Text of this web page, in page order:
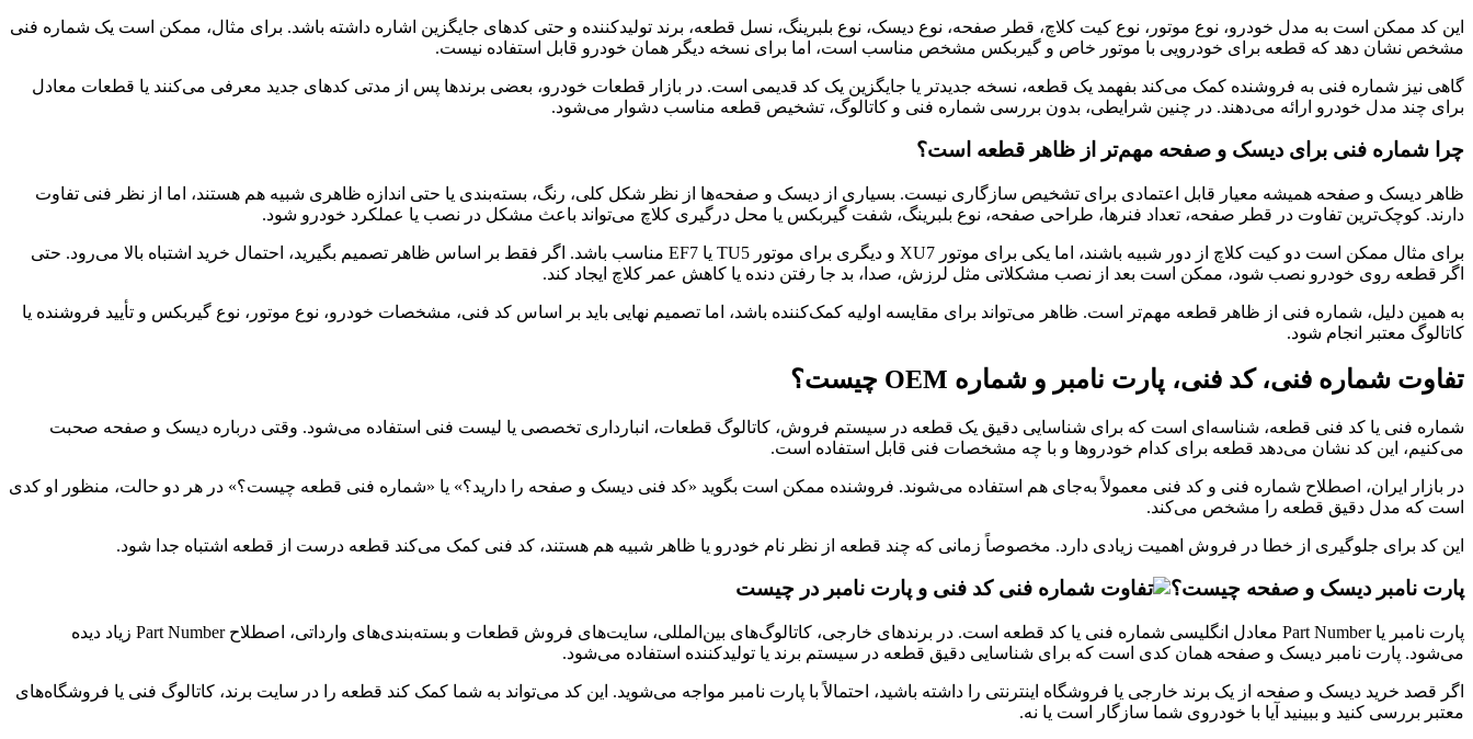
این کد ممکن است به مدل خودرو، نوع موتور، نوع کیت کلاچ، قطر صفحه، نوع دیسک، نوع بلبرینگ، نسل قطعه، برند تولیدکننده و حتی کدهای جایگزین اشاره داشته باشد. برای مثال، ممکن است یک شماره فنی
مشخص نشان دهد که قطعه برای خودرویی با موتور خاص و گیربکس مشخص مناسب است، اما برای نسخه دیگر همان خودرو قابل استفاده نیست.
گاهی نیز شماره فنی به فروشنده کمک می‌کند بفهمد یک قطعه، نسخه جدیدتر یا جایگزین یک کد قدیمی است. در بازار قطعات خودرو، بعضی برندها پس از مدتی کدهای جدید معرفی می‌کنند یا قطعات معادل
برای چند مدل خودرو ارائه می‌دهند. در چنین شرایطی، بدون بررسی شماره فنی و کاتالوگ، تشخیص قطعه مناسب دشوار می‌شود.
چرا شماره فنی برای دیسک و صفحه مهم‌تر از ظاهر قطعه است؟
ظاهر دیسک و صفحه همیشه معیار قابل اعتمادی برای تشخیص سازگاری نیست. بسیاری از دیسک و صفحه‌ها از نظر شکل کلی، رنگ، بسته‌بندی یا حتی اندازه ظاهری شبیه هم هستند، اما از نظر فنی تفاوت
دارند. کوچک‌ترین تفاوت در قطر صفحه، تعداد فنرها، طراحی صفحه، نوع بلبرینگ، شفت گیربکس یا محل درگیری کلاچ می‌تواند باعث مشکل در نصب یا عملکرد خودرو شود.
برای مثال ممکن است دو کیت کلاچ از دور شبیه باشند، اما یکی برای موتور XU7 و دیگری برای موتور TU5 یا EF7 مناسب باشد. اگر فقط بر اساس ظاهر تصمیم بگیرید، احتمال خرید اشتباه بالا می‌رود. حتی
اگر قطعه روی خودرو نصب شود، ممکن است بعد از نصب مشکلاتی مثل لرزش، صدا، بد جا رفتن دنده یا کاهش عمر کلاچ ایجاد کند.
به همین دلیل، شماره فنی از ظاهر قطعه مهم‌تر است. ظاهر می‌تواند برای مقایسه اولیه کمک‌کننده باشد، اما تصمیم نهایی باید بر اساس کد فنی، مشخصات خودرو، نوع موتور، نوع گیربکس و تأیید فروشنده یا
کاتالوگ معتبر انجام شود.
تفاوت شماره فنی، کد فنی، پارت نامبر و شماره OEM چیست؟
شماره فنی یا کد فنی قطعه، شناسه‌ای است که برای شناسایی دقیق یک قطعه در سیستم فروش، کاتالوگ قطعات، انبارداری تخصصی یا لیست فنی استفاده می‌شود. وقتی درباره دیسک و صفحه صحبت
می‌کنیم، این کد نشان می‌دهد قطعه برای کدام خودروها و با چه مشخصات فنی قابل استفاده است.
در بازار ایران، اصطلاح شماره فنی و کد فنی معمولاً به‌جای هم استفاده می‌شوند. فروشنده ممکن است بگوید «کد فنی دیسک و صفحه را دارید؟» یا «شماره فنی قطعه چیست؟» در هر دو حالت، منظور او کدی
است که مدل دقیق قطعه را مشخص می‌کند.
این کد برای جلوگیری از خطا در فروش اهمیت زیادی دارد. مخصوصاً زمانی که چند قطعه از نظر نام خودرو یا ظاهر شبیه هم هستند، کد فنی کمک می‌کند قطعه درست از قطعه اشتباه جدا شود.
پارت نامبر دیسک و صفحه چیست؟
پارت نامبر یا Part Number معادل انگلیسی شماره فنی یا کد قطعه است. در برندهای خارجی، کاتالوگ‌های بین‌المللی، سایت‌های فروش قطعات و بسته‌بندی‌های وارداتی، اصطلاح Part Number زیاد دیده
می‌شود. پارت نامبر دیسک و صفحه همان کدی است که برای شناسایی دقیق قطعه در سیستم برند یا تولیدکننده استفاده می‌شود.
اگر قصد خرید دیسک و صفحه از یک برند خارجی یا فروشگاه اینترنتی را داشته باشید، احتمالاً با پارت نامبر مواجه می‌شوید. این کد می‌تواند به شما کمک کند قطعه را در سایت برند، کاتالوگ فنی یا فروشگاه‌های
معتبر بررسی کنید و ببینید آیا با خودروی شما سازگار است یا نه.